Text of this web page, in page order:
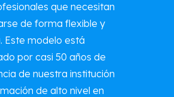
que necesitan
de forma flexible y
Este modelo está
por casi 50 años de
de nuestra institución
de alto nivel en